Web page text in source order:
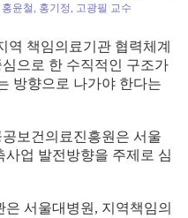
윤철, 홍기정, 고광필 교수
역 책임의료기관 협력체계
으로 한 수직적인 구조가
방향으로 나가야 한다는
보건의료진흥원은 서울
업 발전방향을 주제로 심
서울대병원, 지역책임의